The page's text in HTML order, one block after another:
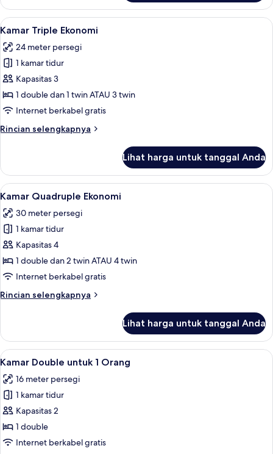
Kamar
Double
Comfort
bed)
Lihat
semua
foto
untuk
Kamar
Triple
Ekonomi
Seprai premium, brankas, meja
6
Kamar Triple Ekonomi
24 meter persegi
1 kamar tidur
Kapasitas 3
1 double dan 1 twin ATAU 3 twin
Internet berkabel gratis
Rincian selengkapnya
Rincian
Kamar
Triple
Ekonomi
Lihat harga untuk tanggal Anda
Lihat
semua
foto
untuk
Kamar
Quadruple
Ekonomi
Seprai premium, brankas, meja
4
Kamar Quadruple Ekonomi
30 meter persegi
1 kamar tidur
Kapasitas 4
1 double dan 2 twin ATAU 4 twin
Internet berkabel gratis
Rincian selengkapnya
Rincian
Kamar
Quadruple
Ekonomi
Lihat harga untuk tanggal Anda
Lihat
semua
foto
untuk
Kamar
Double
untuk
Seprai premium, brankas, meja
4
Kamar Double untuk 1 Orang
16 meter persegi
1 kamar tidur
Kapasitas 2
1 double
Internet berkabel gratis